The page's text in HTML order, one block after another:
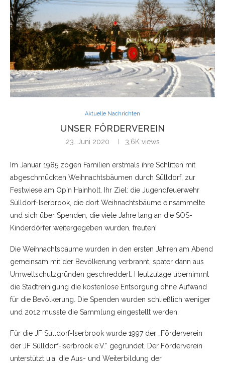
Aktuelle Nachrichten
UNSER FÖRDERVEREIN
23. Juni 2020 3,6K views
Im Januar 1985 zogen Familien erstmals ihre Schlitten mit
abgeschmückten Weihnachtsbäumen durch Sülldorf, zur
Festwiese am Op`n Hainholt. Ihr Ziel: die Jugendfeuerwehr
Sülldorf-Iserbrook, die dort Weihnachtsbäume einsammelte
und sich über Spenden, die viele Jahre lang an die SOS-
Kinderdörfer weitergegeben wurden, freuten!
Die Weihnachtsbäume wurden in den ersten Jahren am Abend
gemeinsam mit der Bevölkerung verbrannt, später dann aus
Umweltschutzgründen geschreddert. Heutzutage übernimmt
die Stadtreinigung die kostenlose Entsorgung ohne Aufwand
für die Bevölkerung. Die Spenden wurden schließlich weniger
und 2012 musste die Sammlung eingestellt werden.
Für die JF Sülldorf-Iserbrook wurde 1997 der „Förderverein
der JF Sülldorf-Iserbrook e.V.“ gegründet. Der Förderverein
unterstützt u.a. die Aus- und Weiterbildung der